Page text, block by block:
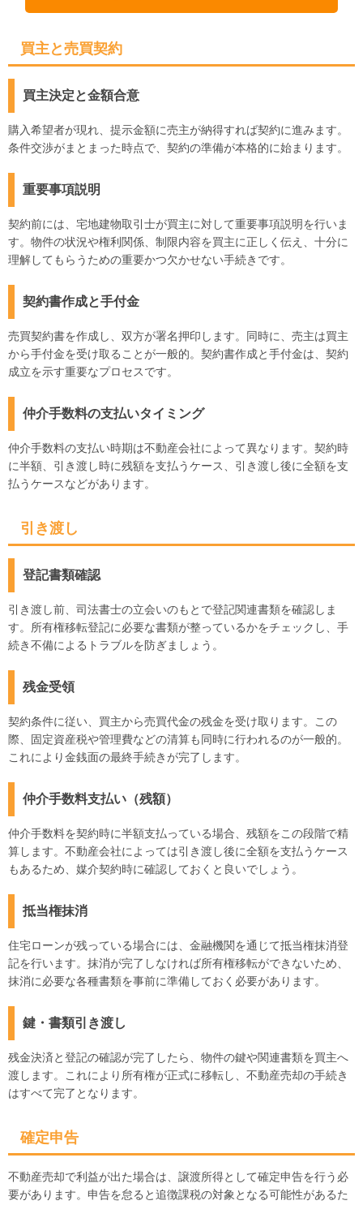
買主と売買契約
買主決定と金額合意
購入希望者が現れ、提示金額に売主が納得すれば契約に進みます。
条件交渉がまとまった時点で、契約の準備が本格的に始まります。
重要事項説明
契約前には、宅地建物取引士が買主に対して重要事項説明を行いま
す。物件の状況や権利関係、制限内容を買主に正しく伝え、十分に
理解してもらうための重要かつ欠かせない手続きです。
契約書作成と手付金
売買契約書を作成し、双方が署名押印します。同時に、売主は買主
から手付金を受け取ることが一般的。契約書作成と手付金は、契約
成立を示す重要なプロセスです。
仲介手数料の支払いタイミング
仲介手数料の支払い時期は不動産会社によって異なります。契約時
に半額、引き渡し時に残額を支払うケース、引き渡し後に全額を支
払うケースなどがあります。
引き渡し
登記書類確認
引き渡し前、司法書士の立会いのもとで登記関連書類を確認しま
す。所有権移転登記に必要な書類が整っているかをチェックし、手
続き不備によるトラブルを防ぎましょう。
残金受領
契約条件に従い、買主から売買代金の残金を受け取ります。この
際、固定資産税や管理費などの清算も同時に行われるのが一般的。
これにより金銭面の最終手続きが完了します。
仲介手数料支払い（残額）
仲介手数料を契約時に半額支払っている場合、残額をこの段階で精
算します。不動産会社によっては引き渡し後に全額を支払うケース
もあるため、媒介契約時に確認しておくと良いでしょう。
抵当権抹消
住宅ローンが残っている場合には、金融機関を通じて抵当権抹消登
記を行います。抹消が完了しなければ所有権移転ができないため、
抹消に必要な各種書類を事前に準備しておく必要があります。
鍵・書類引き渡し
残金決済と登記の確認が完了したら、物件の鍵や関連書類を買主へ
渡します。これにより所有権が正式に移転し、不動産売却の手続き
はすべて完了となります。
確定申告
不動産売却で利益が出た場合は、譲渡所得として確定申告を行う必
要があります。申告を怠ると追徴課税の対象となる可能性があるた